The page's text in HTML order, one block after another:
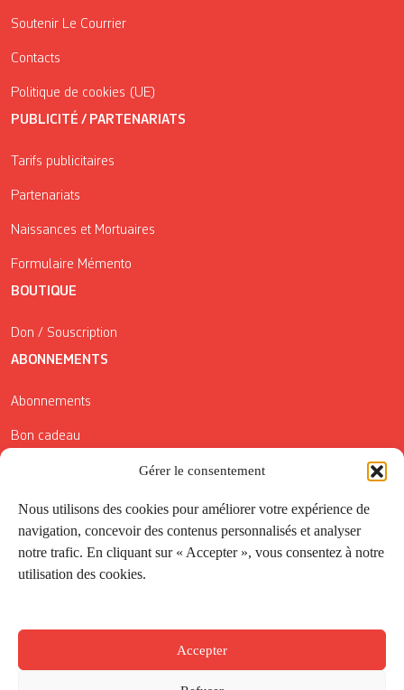
Gérer le consentement
Nous utilisons des cookies pour améliorer votre expérience de
navigation, concevoir des contenus personnalisés et analyser
notre trafic. En cliquant sur « Accepter », vous consentez à notre
utilisation des cookies.
Accepter
Soutenir Le Courrier
Contacts
Politique de cookies (UE)
PUBLICITÉ / PARTENARIATS
Tarifs publicitaires
Partenariats
Naissances et Mortuaires
Formulaire Mémento
BOUTIQUE
Don / Souscription
ABONNEMENTS
Abonnements
Bon cadeau
Conditions générales de vente
Réductions de la Carte Côté Courrier
Application